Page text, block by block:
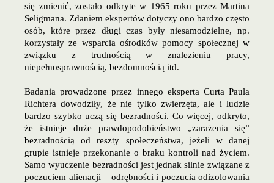
się zmienić, zostało odkryte w 1965 roku przez Martina
Seligmana. Zdaniem ekspertów dotyczy ono bardzo często
osób, które przez długi czas były niesamodzielne, np.
korzystały ze wsparcia ośrodków pomocy społecznej w
związku z trudnością w znalezieniu pracy,
niepełnosprawnością, bezdomnością itd.
Badania prowadzone przez innego eksperta Curta Paula
Richtera dowodziły, że nie tylko zwierzęta, ale i ludzie
bardzo szybko uczą się bezradności. Co więcej, odkryto,
że istnieje duże prawdopodobieństwo „zarażenia się”
bezradnością od reszty społeczeństwa, jeżeli w danej
grupie istnieje przekonanie o braku kontroli nad życiem.
Samo wyuczenie bezradności jest jednak silnie związane z
poczuciem alienacji – odrębności i poczucia odizolowania